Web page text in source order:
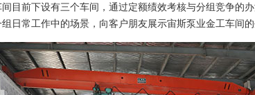
目前下设有三个车间，通过定额绩效考核与分组竞争的
日常工作中的场景，向客户朋友展示宙斯泵业金工车间的